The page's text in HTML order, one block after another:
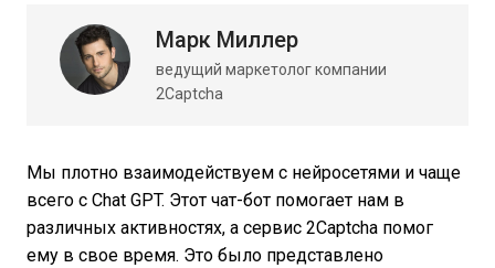
Марк Миллер
ведущий маркетолог компании
2Captcha
Мы плотно взаимодействуем с нейросетями и чаще
всего с Chat GPT. Этот чат-бот помогает нам в
различных активностях, а сервис 2Captcha помог
ему в свое время. Это было представлено